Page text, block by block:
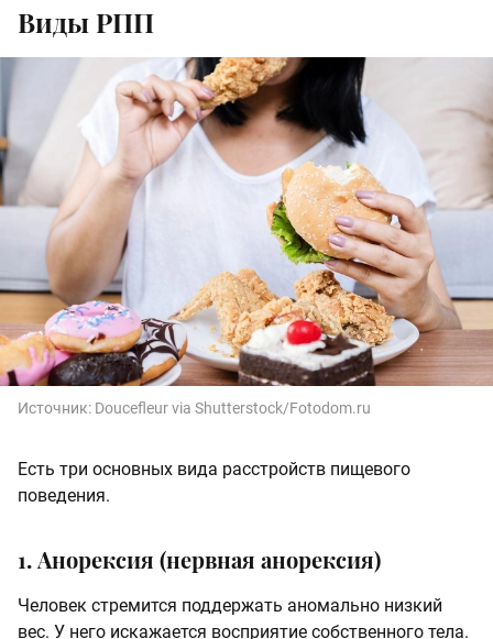
Виды РПП
Источник: Doucefleur via Shutterstock/Fotodom.ru
Есть три основных вида расстройств пищевого
поведения.
1. Анорексия (нервная анорексия)
Человек стремится поддержать аномально низкий
вес. У него искажается восприятие собственного тела.